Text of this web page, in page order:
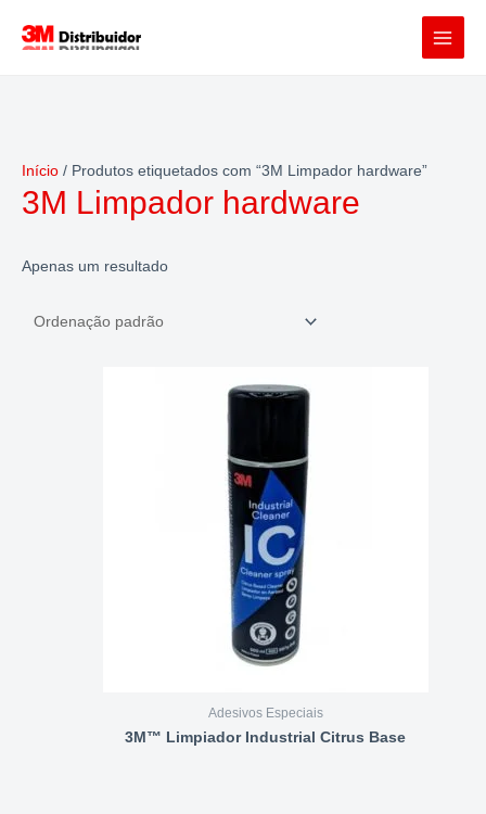
Início / Produtos etiquetados com “3M Limpador hardware”
3M Limpador hardware
Apenas um resultado
Adesivos Especiais
3M™ Limpiador Industrial Citrus Base